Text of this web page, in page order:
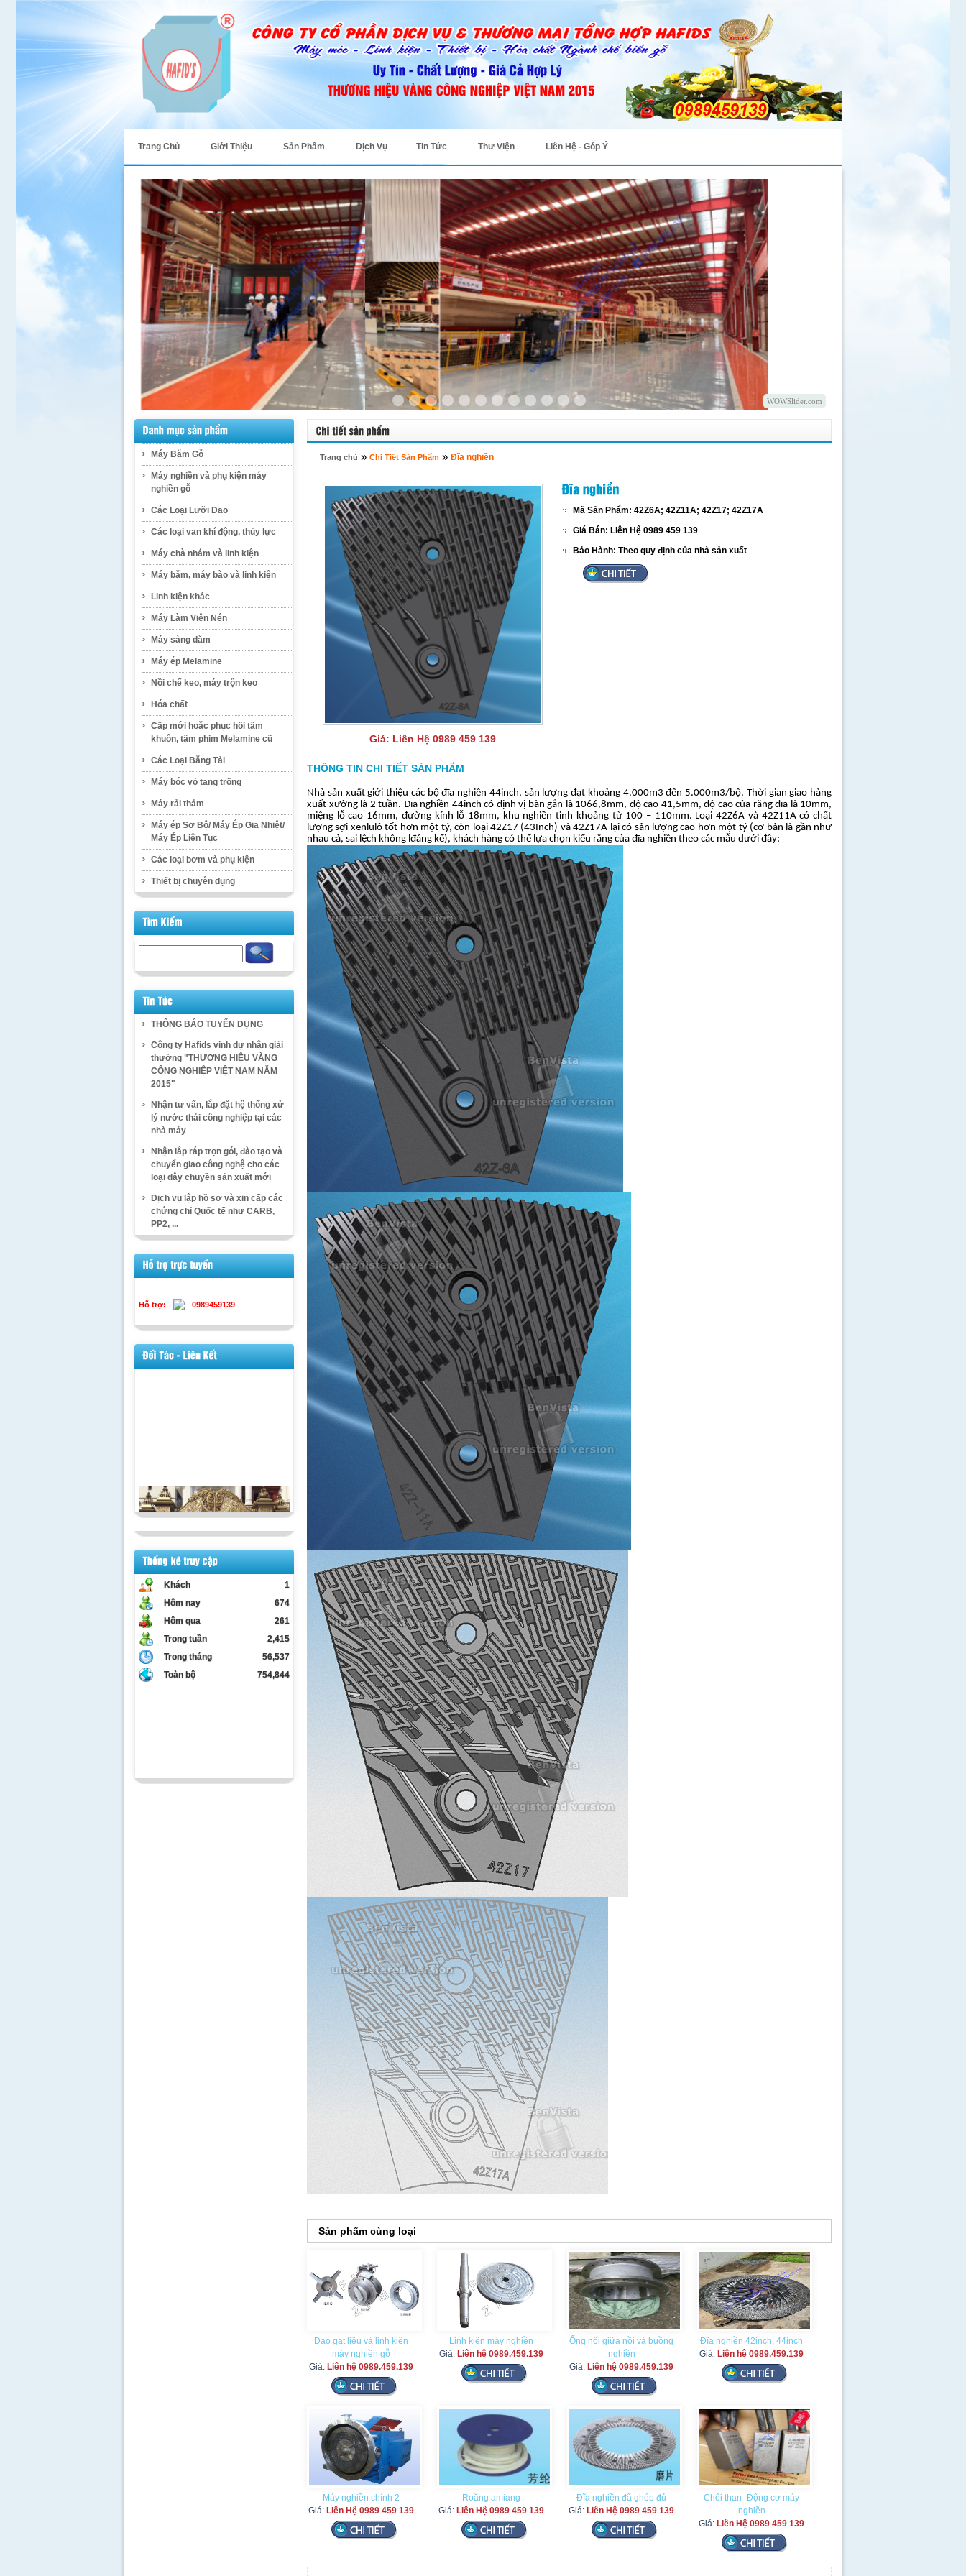
Trang Chủ Giới Thiệu Sản Phẩm Dịch Vụ Tin Tức Thư Viện Liên Hệ - Góp Ý
WOWSlider.com
Máy Băm Gỗ
Máy nghiền và phụ kiện máy
nghiền gỗ
Các Loại Lưỡi Dao
Các loại van khí động, thủy lực
Máy chà nhám và linh kiện
Máy băm, máy bào và linh kiện
Linh kiện khác
Máy Làm Viên Nén
Máy sàng dăm
Máy ép Melamine
Nồi chế keo, máy trộn keo
Hóa chất
Cấp mới hoặc phục hồi tấm
khuôn, tấm phim Melamine cũ
Các Loại Băng Tải
Máy bóc vỏ tang trống
Máy rải thảm
Máy ép Sơ Bộ/ Máy Ép Gia Nhiệt/
Máy Ép Liên Tục
Các loại bơm và phụ kiện
Thiết bị chuyên dụng
THÔNG BÁO TUYỂN DỤNG
Công ty Hafids vinh dự nhận giải
thưởng "THƯƠNG HIỆU VÀNG
CÔNG NGHIỆP VIỆT NAM NĂM
2015"
Nhận tư vấn, lắp đặt hệ thống xử
lý nước thải công nghiệp tại các
nhà máy
Nhận lắp ráp trọn gói, đào tạo và
chuyển giao công nghệ cho các
loại dây chuyền sản xuất mới
Dịch vụ lập hồ sơ và xin cấp các
chứng chỉ Quốc tế như CARB,
PP2, ...
Hỗ trợ: 0989459139
Khách
1
Hôm nay
674
Hôm qua
261
Trong tuần
2,415
Trong tháng
56,537
Toàn bộ
754,844
Trang chủ » Chi Tiết Sản Phẩm » Đĩa nghiền
Giá: Liên Hệ 0989 459 139
Mã Sản Phẩm: 42Z6A; 42Z11A; 42Z17; 42Z17A
Giá Bán: Liên Hệ 0989 459 139
Bảo Hành: Theo quy định của nhà sản xuất
THÔNG TIN CHI TIẾT SẢN PHẨM
Nhà sản xuất giới thiệu các bộ đĩa nghiền 44inch, sản lượng đạt khoảng 4.000m3 đến 5.000m3/bộ. Thời gian giao hàng
xuất xưởng là 2 tuần. Đĩa nghiền 44inch có định vị bàn gắn là 1066,8mm, độ cao 41,5mm, độ cao của răng đĩa là 10mm,
miệng lỗ cao 16mm, đường kính lỗ 18mm, khu nghiền tinh khoảng từ 100 – 110mm. Loại 42Z6A và 42Z11A có chất
lượng sợi xenlulô tốt hơn một tý, còn loại 42Z17 (43Inch) và 42Z17A lại có sản lượng cao hơn một tý (cơ bản là gần như
nhau cả, sai lệch không lđáng kể), khách hàng có thể lựa chọn kiểu răng của đĩa nghiền theo các mẫu dưới đây:
Sản phẩm cùng loại
Dao gạt liệu và linh kiện
máy nghiền gỗ
Giá: Liên hệ 0989.459.139
Linh kiện máy nghiền
Giá: Liên hệ 0989.459.139
Ống nối giữa nồi và buồng
nghiền
Giá: Liên hệ 0989.459.139
Đĩa nghiền 42inch, 44inch
Giá: Liên hệ 0989.459.139
Máy nghiền chính 2
Giá: Liên Hệ 0989 459 139
Roăng amiang
Giá: Liên Hệ 0989 459 139
Đĩa nghiền đã ghép đủ
Giá: Liên Hệ 0989 459 139
Chổi than- Động cơ máy
nghiền
Giá: Liên Hệ 0989 459 139